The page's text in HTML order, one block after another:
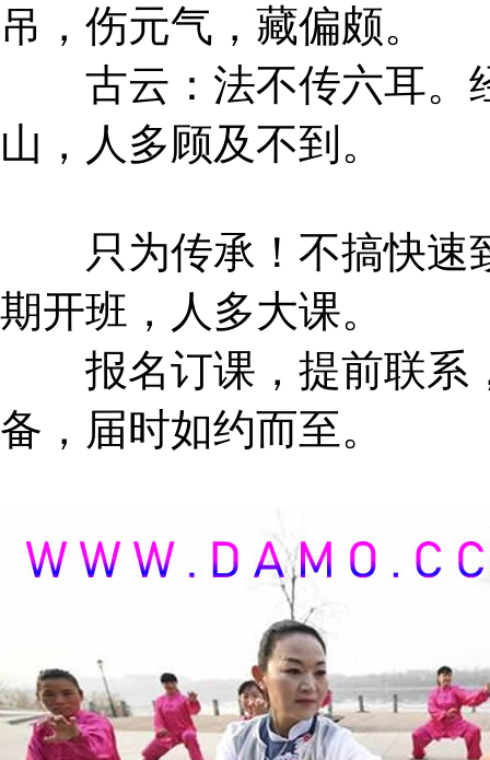
吊，伤元气，藏偏颇。
古云：法不传六耳。
山，人多顾及不到。
只为传承！不搞快速
期开班，人多大课。
报名订课，提前联系
备，届时如约而至。